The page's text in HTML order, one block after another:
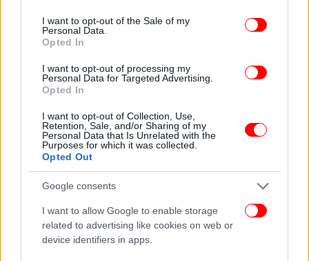
consent section.
I want to opt-out of the Sale of my
Personal Data.
Opted In
I want to opt-out of processing my
Personal Data for Targeted Advertising.
Opted In
I want to opt-out of Collection, Use,
Retention, Sale, and/or Sharing of my
Personal Data that Is Unrelated with the
Purposes for which it was collected.
Opted Out
Google consents
I want to allow Google to enable storage
related to advertising like cookies on web or
device identifiers in apps.
ΟΛΕΣ ΟΙ ΕΙΔΗΣΕΙΣ
Κέιτ Μίντλετον και Μελάνια Τραμπ συναντήθηκαν ξανά
-Πιο κάζουαλ, η Κέιτ και πάλι κέρδισε [εικόνες]
Τα άτομα με υψηλή συναισθηματική νοημοσύνη
αλλάζουν τη λέξη «συγγνώμη» με μια λέξη που εκφράζει
ευγνωμοσύνη και θετικότητα
Ελένη Βουλγαράκη: «Θέλω να είμαι δίπλα στον
σύντροφό μου -Δεν ισχύει ότι μου έκανε πρόταση γάμου»